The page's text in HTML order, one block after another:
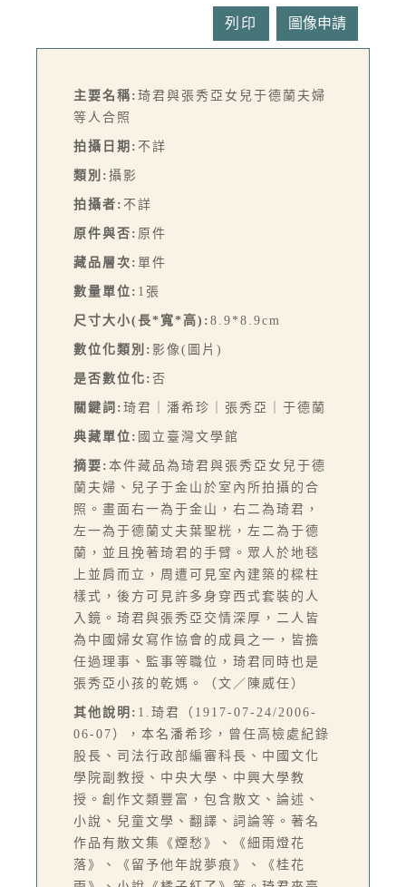
列印
主要名稱: 琦君與張秀亞女兒于德蘭夫婦
等人合照
拍攝日期: 不詳
類別: 攝影
拍攝者: 不詳
原件與否: 原件
藏品層次: 單件
數量單位: 1張
尺寸大小(長*寬*高): 8.9*8.9cm
數位化類別: 影像(圖片)
是否數位化: 否
關鍵詞: 琦君｜潘希珍｜張秀亞｜于德蘭
典藏單位: 國立臺灣文學館
摘要: 本件藏品為琦君與張秀亞女兒于德
蘭夫婦、兒子于金山於室內所拍攝的合
照。畫面右一為于金山，右二為琦君，
左一為于德蘭丈夫葉聖桄，左二為于德
蘭，並且挽著琦君的手臂。眾人於地毯
上並肩而立，周遭可見室內建築的樑柱
樣式，後方可見許多身穿西式套裝的人
入鏡。琦君與張秀亞交情深厚，二人皆
為中國婦女寫作協會的成員之一，皆擔
任過理事、監事等職位，琦君同時也是
張秀亞小孩的乾媽。（文／陳威任）
其他說明: 1.琦君（1917-07-24/2006-
06-07），本名潘希珍，曾任高檢處紀錄
股長、司法行政部編審科長、中國文化
學院副教授、中央大學、中興大學教
授。創作文類豐富，包含散文、論述、
小說、兒童文學、翻譯、詞論等。著名
作品有散文集《煙愁》、《細雨燈花
落》、《留予他年說夢痕》、《桂花